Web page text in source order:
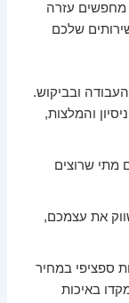
מחפשים עזרה
שלכם
העבודה ובביקוש.
והמלצות,
מתי שרוצים
את עצמכם,
ספציפי במחיר
באיכות